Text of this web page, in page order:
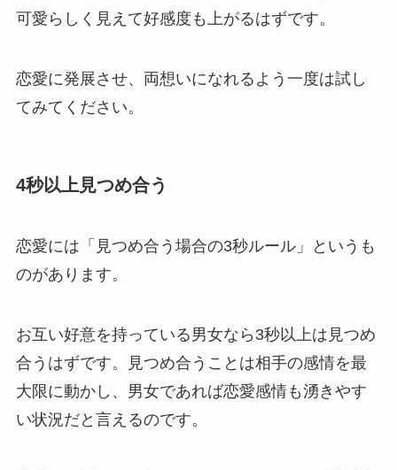
可愛らしく見えて好感度も上がるはずです。
恋愛に発展させ、両想いになれるよう一度は試し
てみてください。
4秒以上見つめ合う
恋愛には「見つめ合う場合の3秒ルール」というも
のがあります。
お互い好意を持っている男女なら3秒以上は見つめ
合うはずです。見つめ合うことは相手の感情を最
大限に動かし、男女であれば恋愛感情も湧きやす
い状況だと言えるのです。